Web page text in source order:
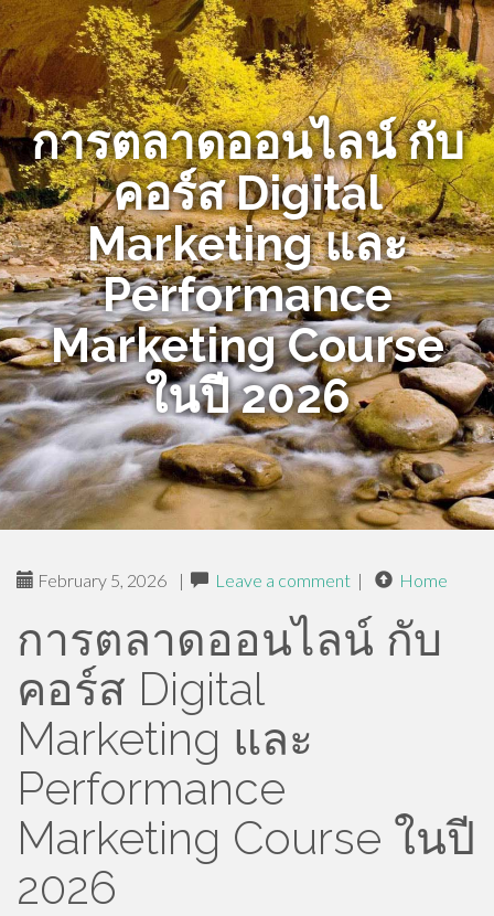
การตลาดออนไลน์ กับ
คอร์ส Digital
Marketing และ
Performance
Marketing Course
ในปี 2026
February 5, 2026 | Leave a comment | Home
การตลาดออนไลน์ กับ
คอร์ส Digital
Marketing และ
Performance
Marketing Course ในปี
2026